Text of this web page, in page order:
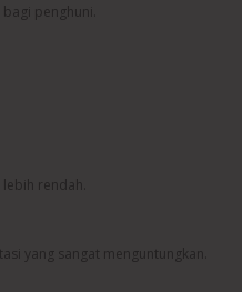
penghuni.
rendah.
yang sangat menguntungkan.